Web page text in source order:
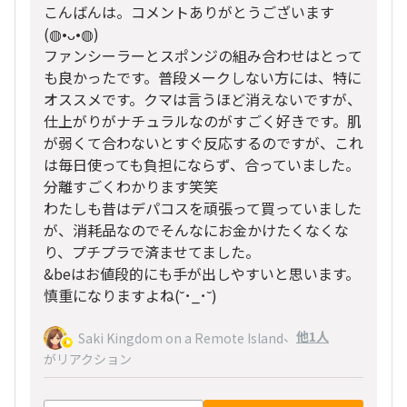
こんばんは。コメントありがとうございます
(⁠◍⁠•⁠ᴗ⁠•⁠◍⁠)
ファンシーラーとスポンジの組み合わせはとって
も良かったです。普段メークしない方には、特に
オススメです。クマは言うほど消えないですが、
仕上がりがナチュラルなのがすごく好きです。肌
が弱くて合わないとすぐ反応するのですが、これ
は毎日使っても負担にならず、合っていました。
分離すごくわかります笑笑
わたしも昔はデパコスを頑張って買っていました
が、消耗品なのでそんなにお金かけたくなくな
り、プチプラで済ませてました。
&beはお値段的にも手が出しやすいと思います。
慎重になりますよね(⁠˘⁠･⁠_⁠･⁠˘⁠)
Saki Kingdom on a Remote Island、 他1人
がリアクション